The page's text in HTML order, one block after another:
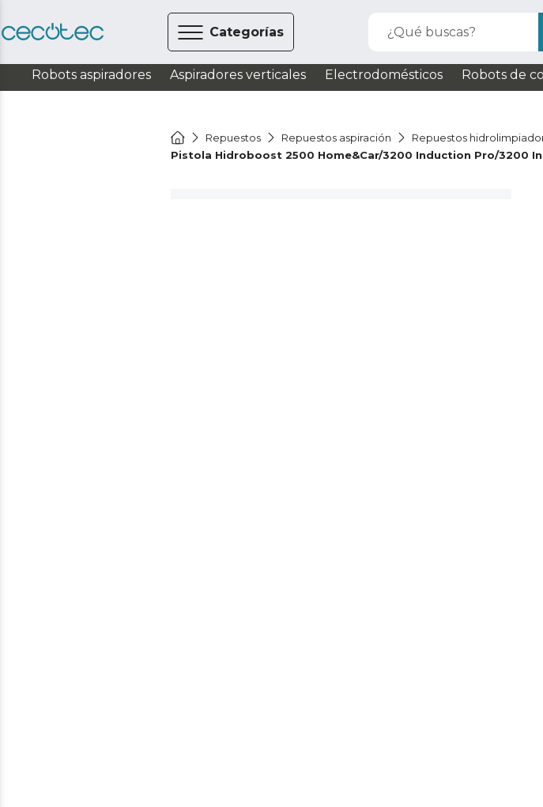
Categorías ¿Qué buscas?
Robots aspiradores Aspiradores verticales Electrodomésticos Robots de
Repuestos Repuestos aspiración
Repuestos
Pistola Hidroboost 2500 Home&Car/3200 Induction Pro/3200